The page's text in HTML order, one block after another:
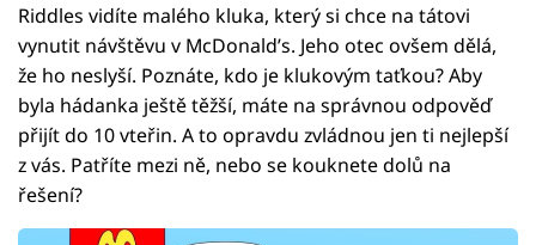
Riddles vidíte malého kluka, který si chce na tátovi
vynutit návštěvu v McDonald’s. Jeho otec ovšem dělá,
že ho neslyší. Poznáte, kdo je klukovým taťkou? Aby
byla hádanka ještě těžší, máte na správnou odpověď
přijít do 10 vteřin. A to opravdu zvládnou jen ti nejlepší
z vás. Patříte mezi ně, nebo se kouknete dolů na
řešení?